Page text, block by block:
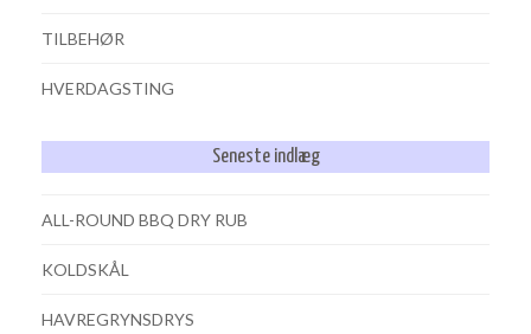
TILBEHØR
HVERDAGSTING
Seneste indlæg
ALL-ROUND BBQ DRY RUB
KOLDSKÅL
HAVREGRYNSDRYS